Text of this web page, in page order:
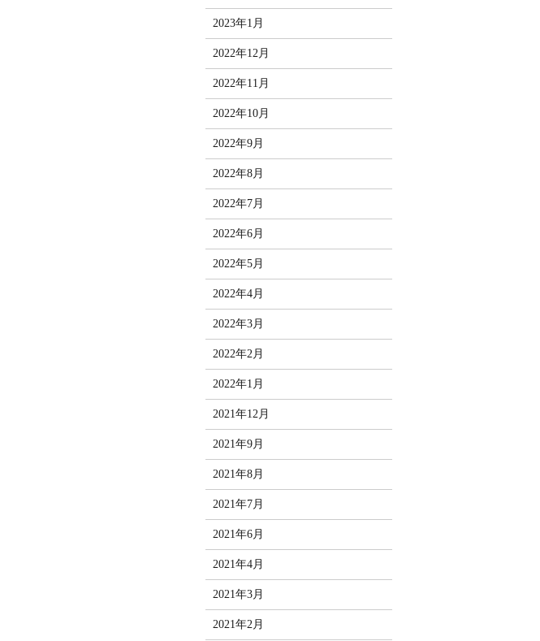
2023年1月
2022年12月
2022年11月
2022年10月
2022年9月
2022年8月
2022年7月
2022年6月
2022年5月
2022年4月
2022年3月
2022年2月
2022年1月
2021年12月
2021年9月
2021年8月
2021年7月
2021年6月
2021年4月
2021年3月
2021年2月